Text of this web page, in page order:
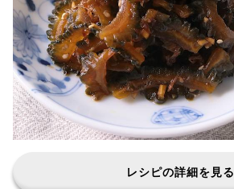
レシピの詳細を見る